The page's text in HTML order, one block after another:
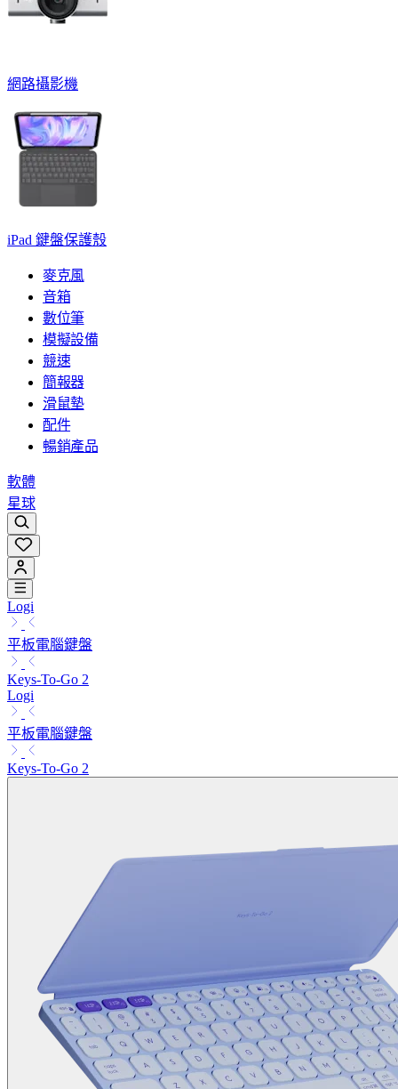
網路攝影機
iPad 鍵盤保護殼
麥克風
音箱
數位筆
模擬設備
競速
簡報器
滑鼠墊
配件
暢銷產品
軟體
星球
Logi
平板電腦鍵盤
Keys-To-Go 2
Logi
平板電腦鍵盤
Keys-To-Go 2